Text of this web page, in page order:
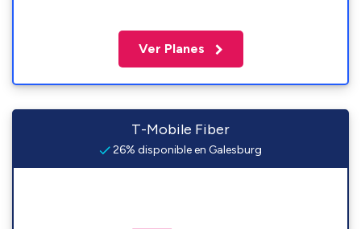
Ver Planes
T-Mobile Fiber
26% disponible en Galesburg